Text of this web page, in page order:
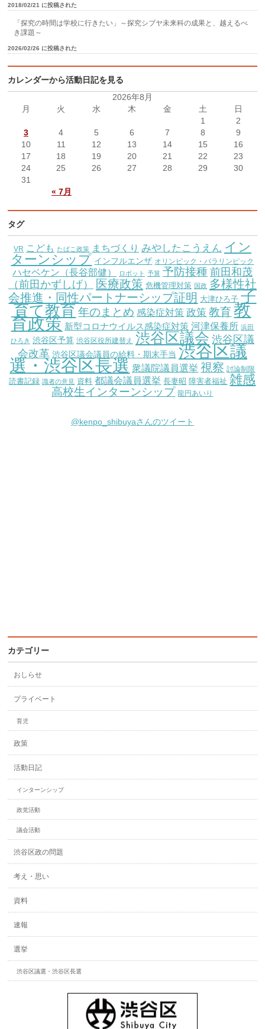
2018/02/21 に投稿された
「探究の時間は学校に行きたい」～探究シブヤ未来科の成果と、越えるべ
き課題～
2026/02/26 に投稿された
カレンダーから活動日記を見る
2026年8月
月
火 水 木 金 土 日
« 7月
1
2
3
4 5 6 7 8
9
10
11 12 13 14 15
16
17
18 19 20 21 22
23
24
25 26 27 28 29
30
31
タグ
VR こども たばこ政策 まちづくり みやしたこうえん イン
ターンシップ インフルエンザ オリンピック・パラリンピック
ハセベケン（長谷部健） ロボット 予算 予防接種 前田和茂
（前田かずしげ）
医療政策 危機管理対策 国政 多様性社
会推進・同性パートナーシップ証明 大津ひろ子 子
育て教育 年のまとめ 感染症対策 政策 教育 教
育政策 新型コロナウイルス感染症対策 河津保養所 浜田
ひろき 渋谷区予算 渋谷区役所建替え 渋谷区議会 渋谷区議
会改革 渋谷区議会議員の給料・期末手当 渋谷区議
選・渋谷区長選 衆議院議員選挙 視察 討論制限
読書記録 識者の意見 資料 都議会議員選挙 長妻昭 障害者福祉 雑感
高校生インターンシップ 龍円あいり
@kenpo_shibuyaさんのツイート
カテゴリー
おしらせ
プライベート
育児
政策
活動日記
インターンシップ
政党活動
議会活動
渋谷区政の問題
考え・思い
資料
速報
選挙
渋谷区議選・渋谷区長選